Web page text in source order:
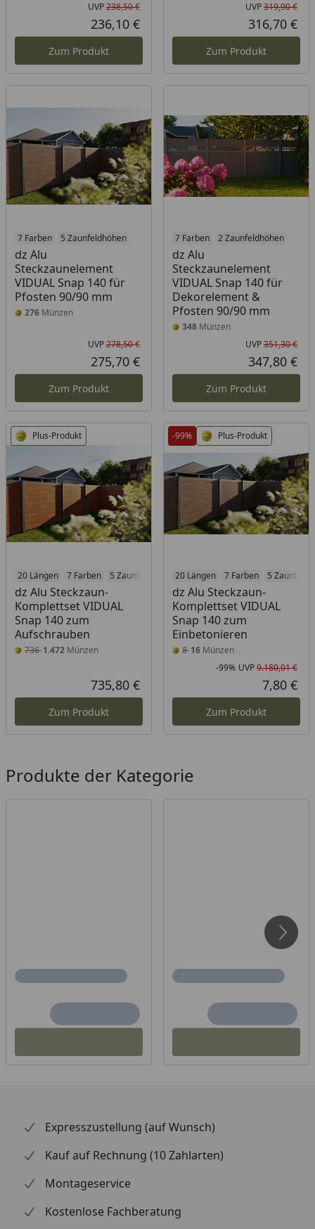
Ursprünglicher Preis
UVP238,50 €
Aktueller Preis
236,10 €
Zum Produkt
UVP319,90 €
316,70 €
Zum Produkt
7 Farben 5 Zaunfeldhöhen
dz Alu
Steckzaunelement
VIDUAL Snap 140 für
Pfosten 90/90 mm
276 Münzen
Ursprünglicher Preis
UVP278,50 €
Aktueller Preis
275,70 €
Zum Produkt
7 Farben 2 Zaunfeldhöhen
dz Alu
Steckzaunelement
VIDUAL Snap 140 für
Dekorelement &
Pfosten 90/90 mm
348Münzen
UVP351,30 €
347,80 €
Zum Produkt
Plus-Produkt
20 Längen 7 Farben 5 Zaunfeldhöhen
dz Alu Steckzaun-
Komplettset VIDUAL
Snap 140 zum
Aufschrauben
7361.472 Münzen
Aktueller Preis
735,80 €
Zum Produkt
-99% Plus-Produkt
20 Längen 7 Farben 5
dz Alu Steckzaun-
Komplettset VIDUAL
Snap 140 zum
Einbetonieren
816Münzen
-99% UVP9.180,01 €
7,80 €
Zum Produkt
Produkte der Kategorie
Expresszustellung (auf Wunsch)
Kauf auf Rechnung (10 Zahlarten)
Montageservice
Kostenlose Fachberatung